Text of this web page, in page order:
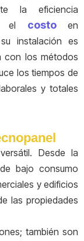
la eficiencia
el costoen
instalación es
con los métodos
los tiempos de
y totales
Desde la
bajo consumo
y edificios
las propiedades
también son